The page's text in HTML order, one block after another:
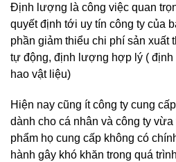
Định lượng là công việc quan
quyết định tới uy tín công ty của
phần giảm thiểu chi phí sản xuất
tự động, định lượng hợp lý (
hao vật liệu)
Hiện nay cũng ít công ty cung
dành cho cá nhân và công ty
phẩm họ cung cấp không có
hành gây khó khăn trong quá